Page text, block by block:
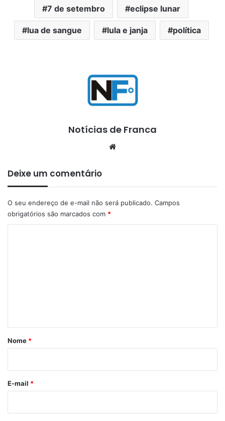
7 de setembro eclipse lunar
lua de sangue lula e janja política
Notícias de Franca
Deixe um comentário
O seu endereço de e-mail não será publicado. Campos
obrigatórios são marcados com *
r
*
Nome *
E-mail *